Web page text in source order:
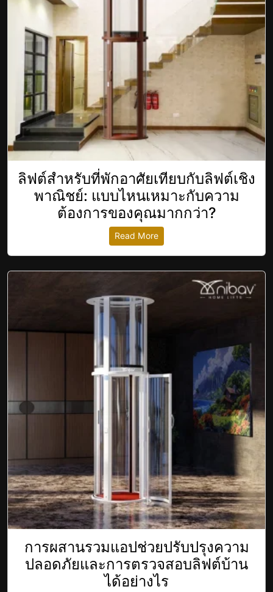
ลิฟต์สำหรับที่พักอาศัยเทียบกับลิฟต์เชิง
พาณิชย์: แบบไหนเหมาะกับความ
ต้องการของคุณมากกว่า?
Read More
การผสานรวมแอปช่วยปรับปรุงความ
ปลอดภัยและการตรวจสอบลิฟต์บ้าน
ได้อย่างไร